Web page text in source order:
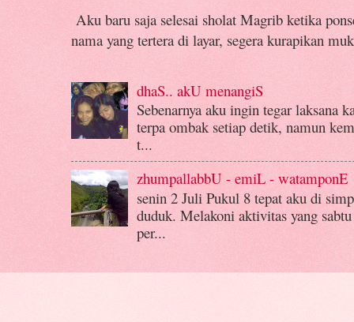
Aku baru saja selesai sholat Magrib ketika
nama yang tertera di layar, segera kurapikan
dhaS.. akU menangiS
Sebenarnya aku ingin tegar laksana
terpa ombak setiap detik, namun
t...
zhumpallabbU - emiL - watamponE
senin 2 Juli Pukul 8 tepat aku di
duduk. Melakoni aktivitas yang
per...